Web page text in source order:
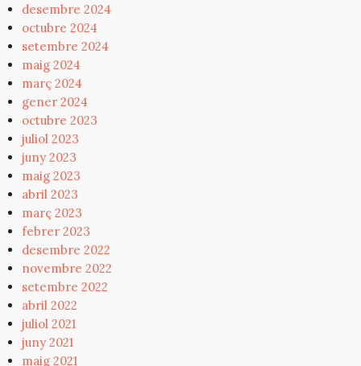
desembre 2024
octubre 2024
setembre 2024
maig 2024
març 2024
gener 2024
octubre 2023
juliol 2023
juny 2023
maig 2023
abril 2023
març 2023
febrer 2023
desembre 2022
novembre 2022
setembre 2022
abril 2022
juliol 2021
juny 2021
maig 2021